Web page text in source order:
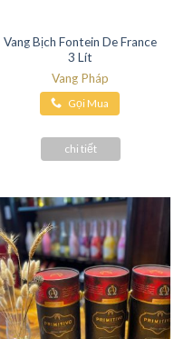
Vang Bịch Fontein De France
3 Lít
Vang Pháp
Gọi Mua
chi tiết